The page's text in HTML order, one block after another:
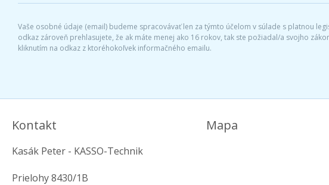
Vaše osobné údaje (email) budeme spracovávať len za týmto účelom v súlade s platnou
odkaz zároveň prehlasujete, že ak máte menej ako 16 rokov, tak ste požiadal/a svojho
kliknutím na odkaz z ktoréhokoľvek informačného emailu.
Kontakt
Kasák Peter - KASSO-Technik
Prielohy 8430/1B
Mapa